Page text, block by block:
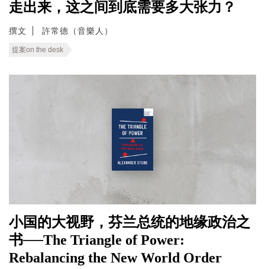
走出来，这之间到底需要多大张力？
撰文 許常德（音樂人）
提案on the desk
小国的大视野，芬兰总统的地缘政治之
书──The Triangle of Power:
Rebalancing the New World Order